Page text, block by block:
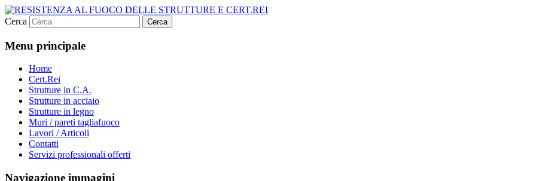
Cerca
Menu principale
Home
Cert.Rei
Strutture in C.A.
Strutture in acciaio
Strutture in legno
Muri / pareti tagliafuoco
Lavori / Articoli
Contatti
Servizi professionali offerti
Navigazione immagini